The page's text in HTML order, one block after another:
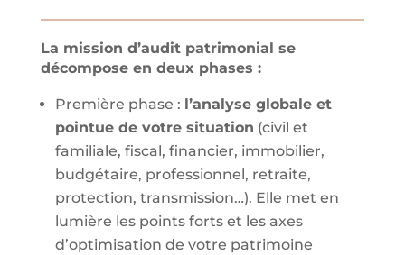
La mission d’audit patrimonial se
décompose en deux phases :
Première phase : l’analyse globale et
pointue de votre situation (civil et
familiale, fiscal, financier, immobilier,
budgétaire, professionnel, retraite,
protection, transmission…). Elle met en
lumière les points forts et les axes
d ’optimisation de votre patrimoine